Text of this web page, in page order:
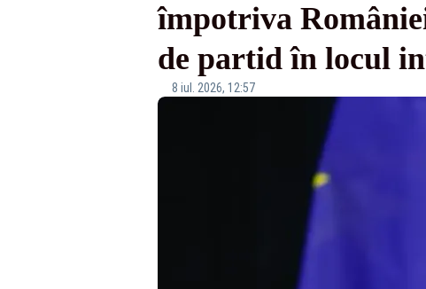
împotriva
de partid în locul
8 iul. 2026, 12:57